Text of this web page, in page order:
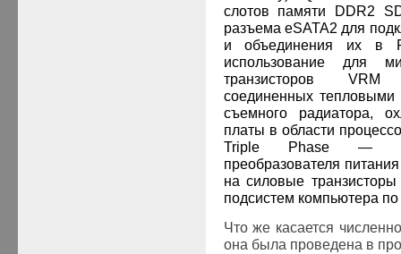
слотов памяти
DDR2
разъема eSATA2 для
и объединения их в
использование для
транзисторовVRM
соединенных тепловыми
съемного радиатора,
платы в области
Triple
Phase —
преобразователя
на силовые
подсистем компьютера
Что же касается
она была проведена в